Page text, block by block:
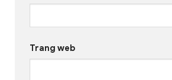
Trang web